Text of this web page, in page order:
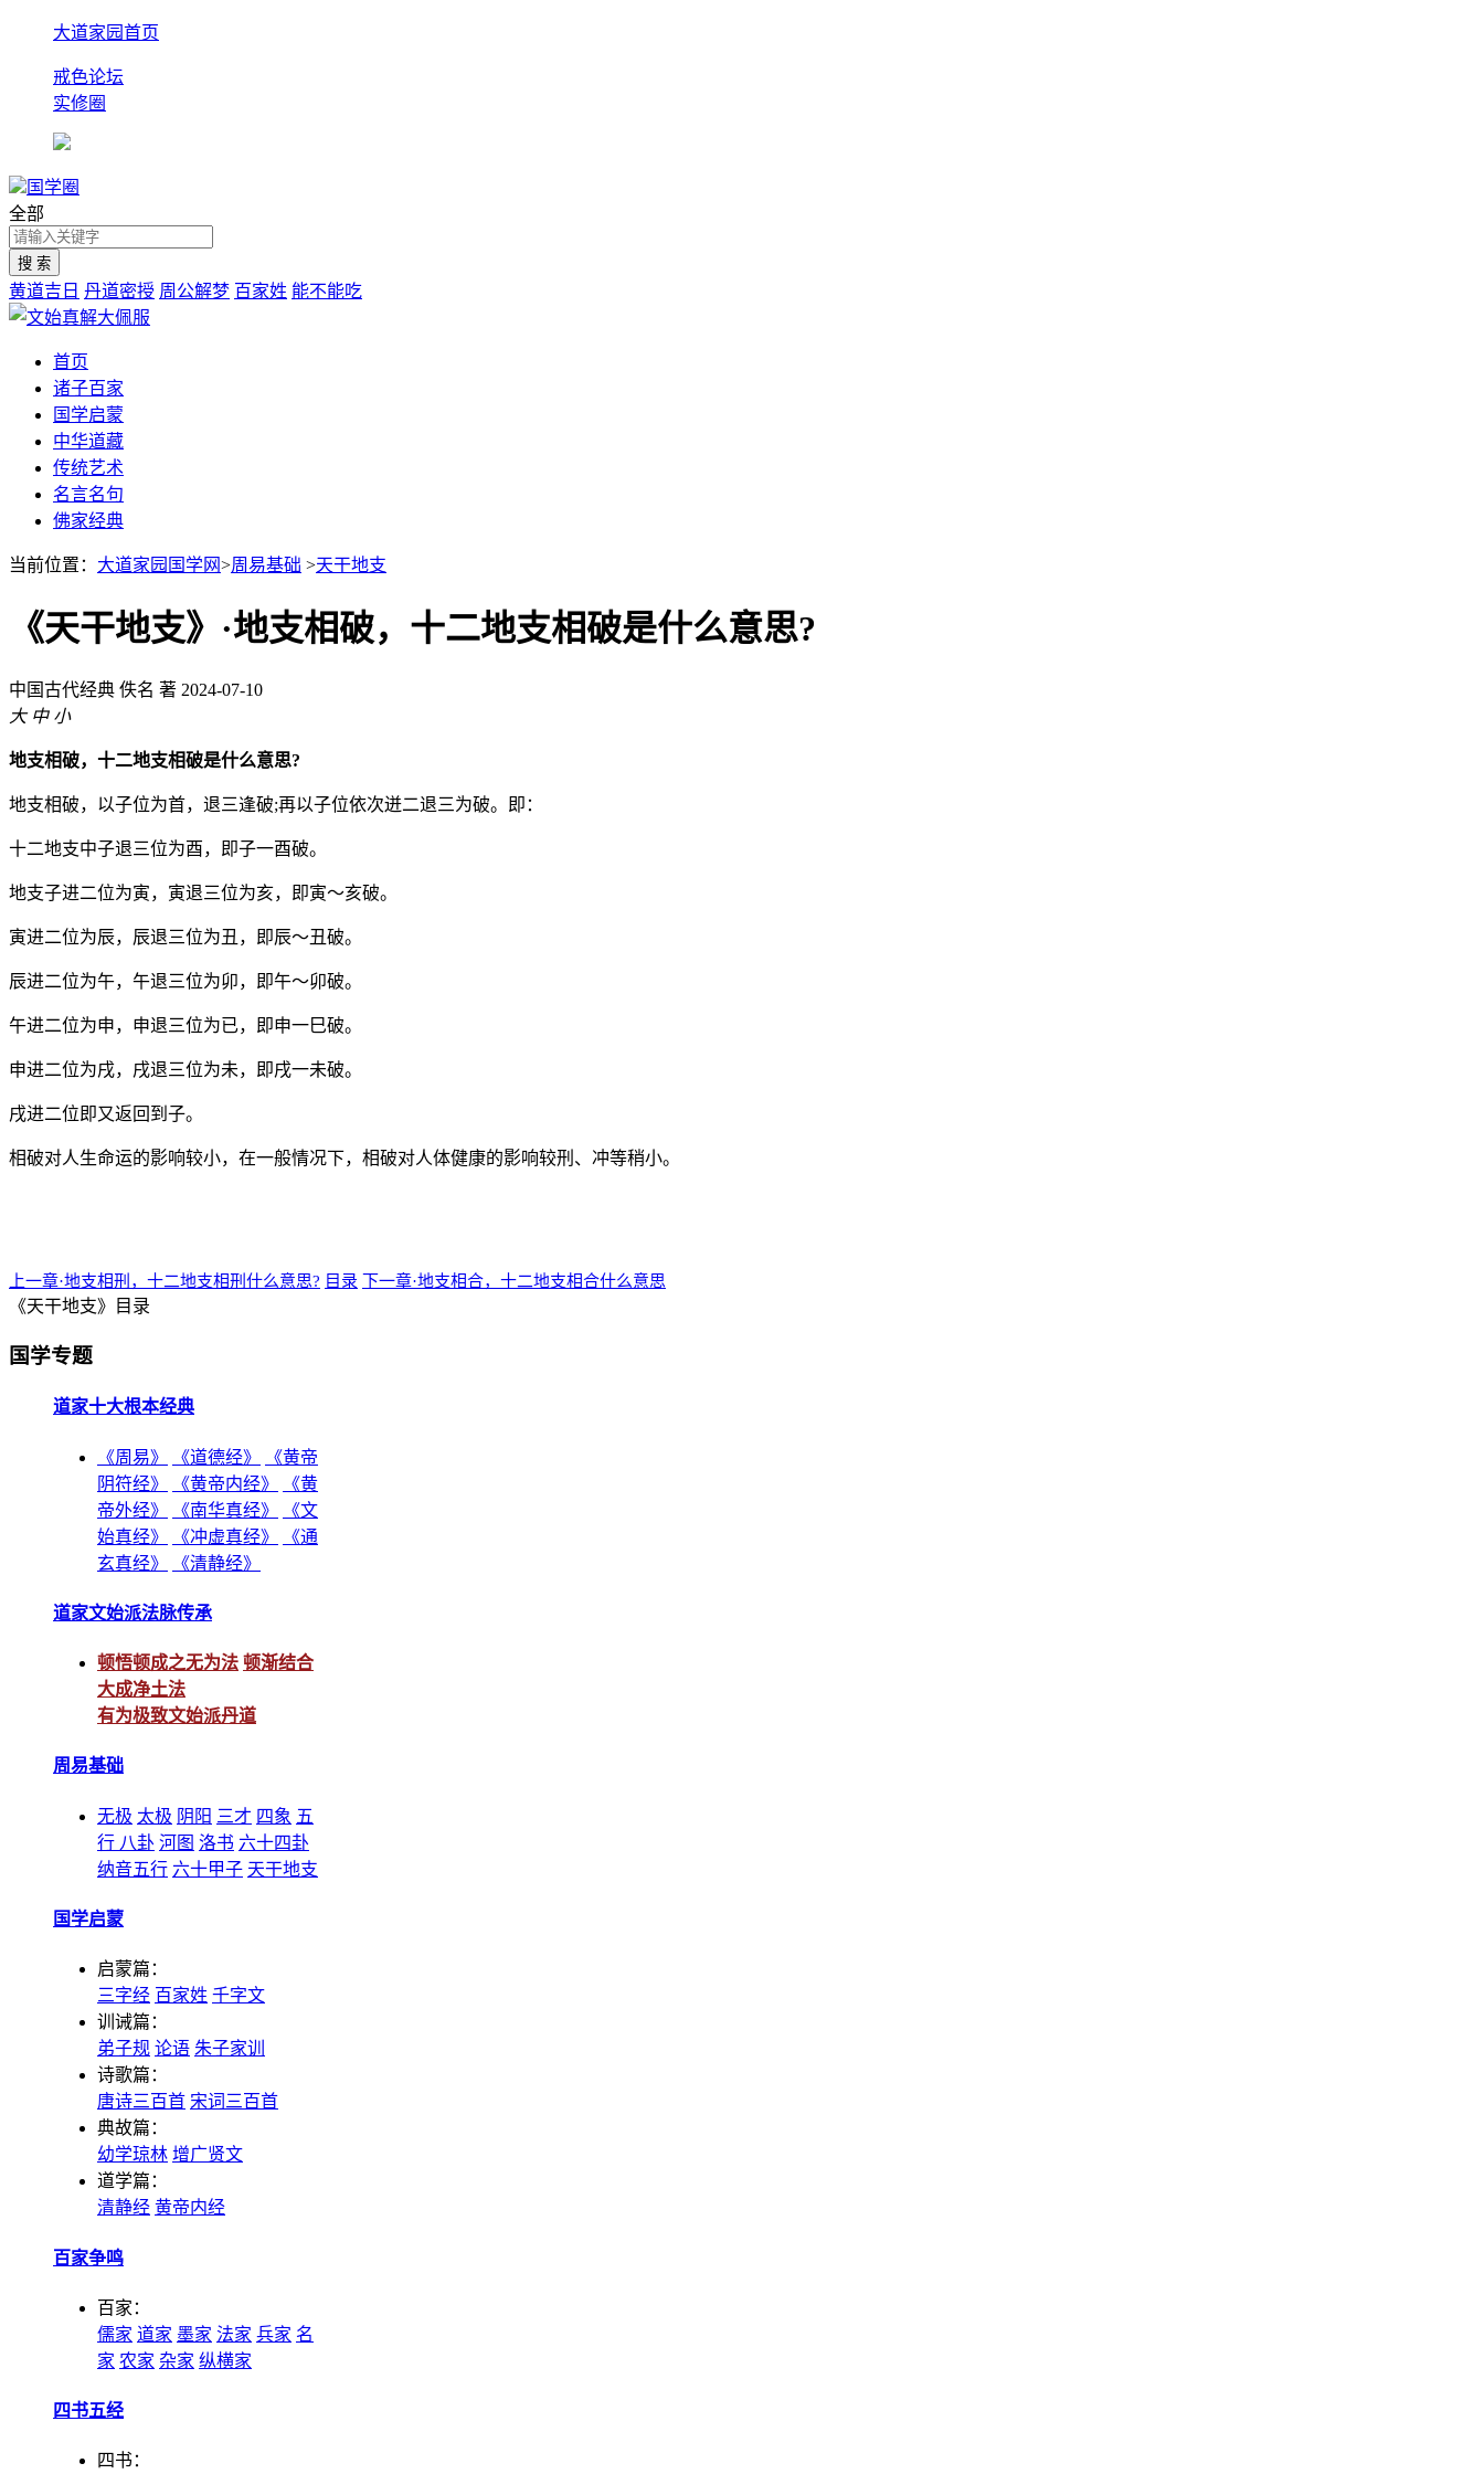
大道家园首页
戒色论坛
实修圈
国学圈
全部
黄道吉日 丹道密授 周公解梦 百家姓 能不能吃
首页
诸子百家
国学启蒙
中华道藏
传统艺术
名言名句
佛家经典
当前位置： 大道家园国学网>周易基础 >天干地支
《天干地支》·地支相破，十二地支相破是什么意思?
中国古代经典 佚名 著 2024-07-10
大 中 小
地支相破，十二地支相破是什么意思?
地支相破，以子位为首，退三逢破;再以子位依次迸二退三为破。即：
十二地支中子退三位为酉，即子一酉破。
地支子进二位为寅，寅退三位为亥，即寅～亥破。
寅进二位为辰，辰退三位为丑，即辰～丑破。
辰进二位为午，午退三位为卯，即午～卯破。
午进二位为申，申退三位为已，即申一巳破。
申进二位为戌，戌退三位为未，即戌一未破。
戌进二位即又返回到子。
相破对人生命运的影响较小，在一般情况下，相破对人体健康的影响较刑、冲等稍小。
上一章·地支相刑，十二地支相刑什么意思? 目录 下一章·地支相合，十二地支相合什么意思
《天干地支》目录
国学专题
道家十大根本经典
《周易》 《道德经》
《黄帝
阴符经》
《黄帝内经》
《黄
帝外经》
《南华真经》
《文
始真经》
《冲虚真经》
《通
玄真经》
《清静经》
道家文始派法脉传承
顿悟顿成之无为法 顿渐结合
大成净土法
有为极致文始派丹道
周易基础
无极 太极 阴阳 三才 四象 五
行 八卦 河图 洛书 六十四卦
纳音五行 六十甲子 天干地支
国学启蒙
启蒙篇：
三字经 百家姓 千字文
训诫篇：
弟子规 论语 朱子家训
诗歌篇：
唐诗三百首 宋词三百首
典故篇：
幼学琼林 增广贤文
道学篇：
清静经 黄帝内经
百家争鸣
百家：
儒家 道家 墨家 法家 兵家 名
家 农家 杂家 纵横家
四书五经
四书：